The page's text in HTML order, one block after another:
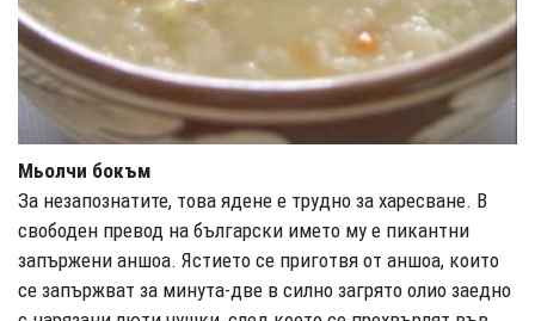
Мьолчи бокъм
За незапознатите, това ядене е трудно за харесване. В
свободен превод на български името му е пикантни
запържени аншоа. Ястието се приготвя от аншоа, които
се запържват за минута-две в силно загрято олио заедно